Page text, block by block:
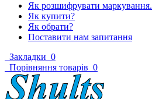
Як розшифрувати маркування.
Як купити?
Як обрати?
Поставити нам запитання
Закладки 0
Порівняння товарів 0